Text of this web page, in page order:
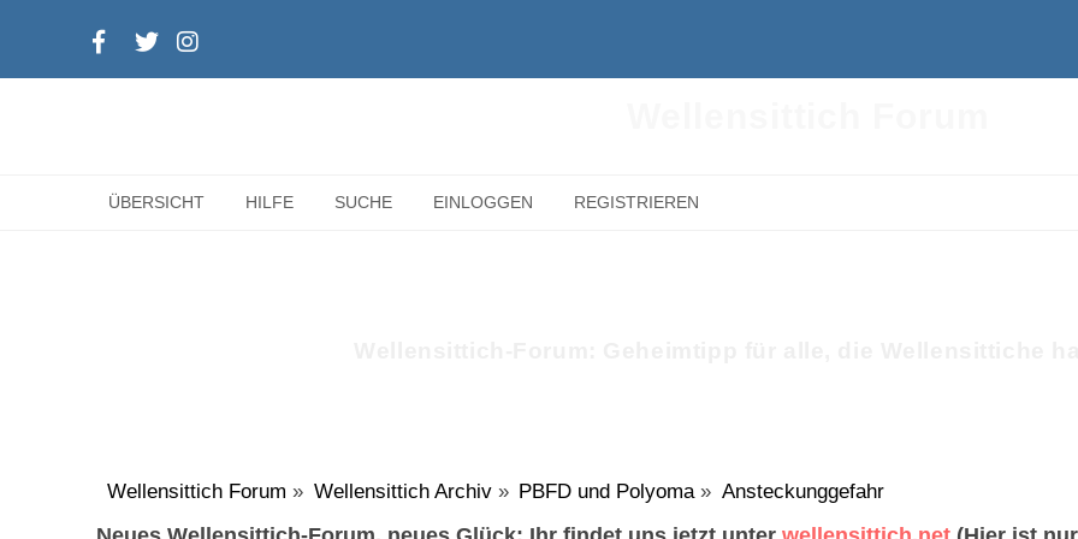
ÜBERSICHT HILFE SUCHE EINLOGGEN REGISTRIEREN
Wellensittich Forum » Wellensittich Archiv» PBFD und Polyoma » Ansteckunggefahr